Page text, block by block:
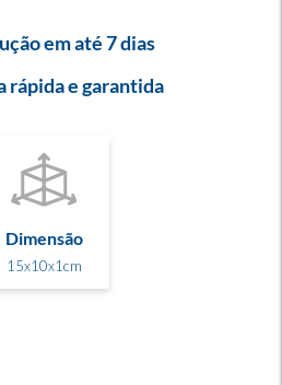
em até 7 dias
rápida e garantida
Dimensão
15x10x1cm